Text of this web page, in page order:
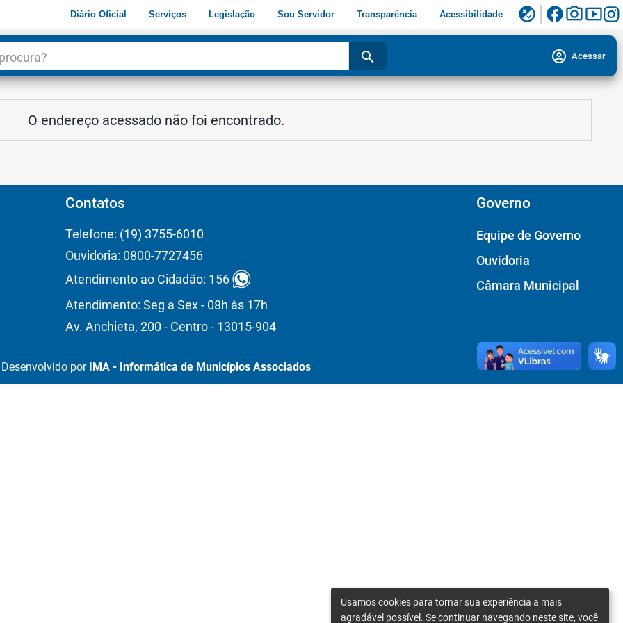
Diário Oficial Serviços Legislação Sou Servidor Transparência Acessibilidade flaky facebookphoto_camerasmart_display
search account_circle Acessar
O endereço acessado não foi encontrado.
Contatos
Telefone: (19) 3755-6010
Ouvidoria: 0800-7727456
Atendimento ao Cidadão: 156
Atendimento: Seg a Sex - 08h às 17h
Av. Anchieta, 200 - Centro - 13015-904
Governo
Equipe de Governo
Ouvidoria
Câmara Municipal
Desenvolvido por IMA - Informática de Municípios Associados
Usamos cookies para tornar sua experiência a mais
agradável possível. Se continuar navegando neste site, você